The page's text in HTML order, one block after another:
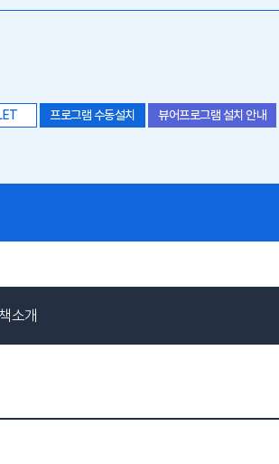
프로그램 수동설치 뷰어프로그램 설치 안내
책소개